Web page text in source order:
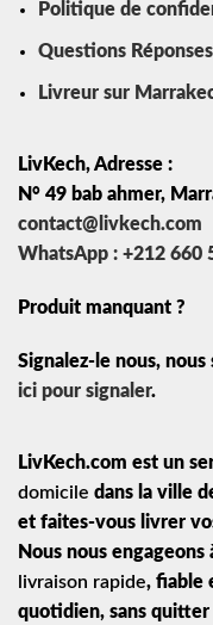
Politique de
Questions Réponses
Livreur sur
LivKech, Adresse :
N° 49 bab ahmer,
contact@livkech.com
WhatsApp : +212 660
Produit manquant ?
Signalez-le nous,
ici pour signaler.
LivKech.com est un
domicile dans la ville
et faites-vous livrer
Nous nous
livraison rapide, fiable
quotidien, sans